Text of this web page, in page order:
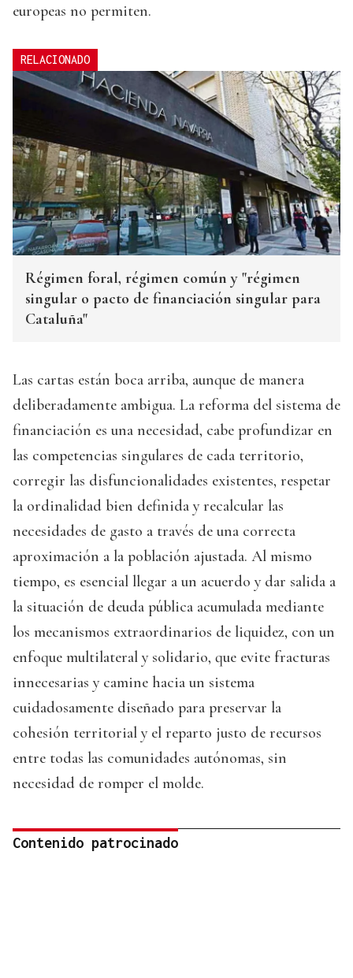
europeas no permiten.
RELACIONADO
Régimen foral, régimen común y "régimen
singular o pacto de financiación singular para
Cataluña"
Las cartas están boca arriba, aunque de manera
deliberadamente ambigua. La reforma del sistema de
financiación es una necesidad, cabe profundizar en
las competencias singulares de cada territorio,
corregir las disfuncionalidades existentes, respetar
la ordinalidad bien definida y recalcular las
necesidades de gasto a través de una correcta
aproximación a la población ajustada. Al mismo
tiempo, es esencial llegar a un acuerdo y dar salida a
la situación de deuda pública acumulada mediante
los mecanismos extraordinarios de liquidez, con un
enfoque multilateral y solidario, que evite fracturas
innecesarias y camine hacia un sistema
cuidadosamente diseñado para preservar la
cohesión territorial y el reparto justo de recursos
entre todas las comunidades autónomas, sin
necesidad de romper el molde.
Contenido patrocinado